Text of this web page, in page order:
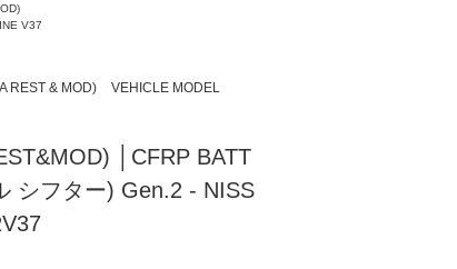
V37
REST & MOD)
VEHICLE MODEL
│CFRP BATT
シフター) Gen.2 - NISS